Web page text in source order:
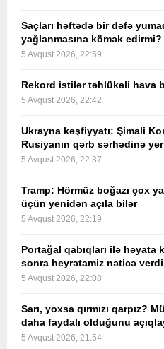
Saçları həftədə bir dəfə
yağlanmasına kömək edirmi?
5 Avqust 2026, 22:59
Rekord istilər təhlükəli hava
5 Avqust 2026, 22:42
Ukrayna kəşfiyyatı: Şimali
Rusiyanın qərb sərhədinə
5 Avqust 2026, 22:37
Tramp: Hörmüz boğazı çox
üçün yenidən açıla bilər
5 Avqust 2026, 22:19
Portağal qabıqları ilə
sonra heyrətamiz nəticə verdi
5 Avqust 2026, 22:08
Sarı, yoxsa qırmızı qarpız?
daha faydalı olduğunu
5 Avqust 2026, 21:54